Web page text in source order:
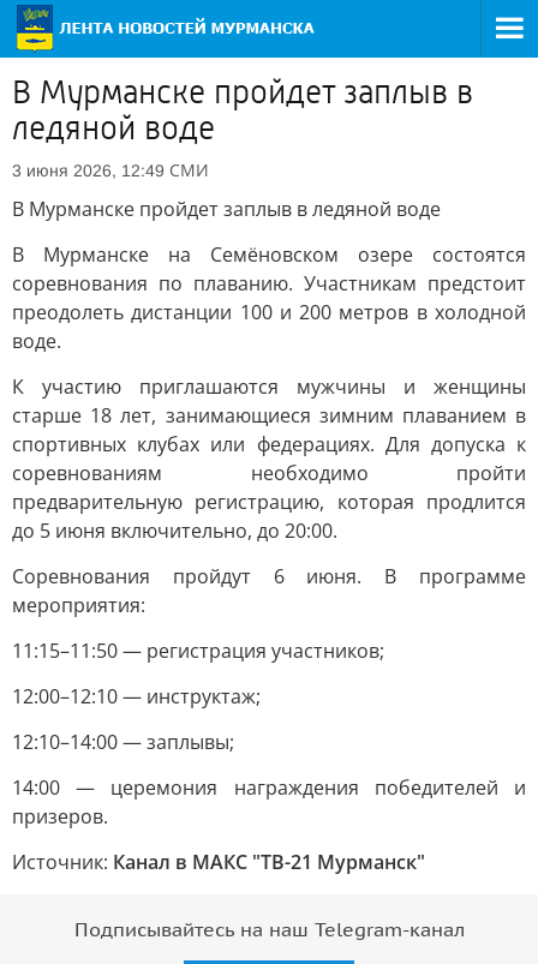
В Мурманске пройдет заплыв в
ледяной воде
3 июня 2026, 12:49 СМИ
В Мурманске пройдет заплыв в ледяной воде
В Мурманске на Семёновском озере состоятся
соревнования по плаванию. Участникам предстоит
преодолеть дистанции 100 и 200 метров в холодной
воде.
К участию приглашаются мужчины и женщины
старше 18 лет, занимающиеся зимним плаванием в
спортивных клубах или федерациях. Для допуска к
соревнованиям необходимо пройти
предварительную регистрацию, которая продлится
до 5 июня включительно, до 20:00.
Соревнования пройдут 6 июня. В программе
мероприятия:
11:15–11:50 — регистрация участников;
12:00–12:10 — инструктаж;
12:10–14:00 — заплывы;
14:00 — церемония награждения победителей и
призеров.
Источник: Канал в МАКС "ТВ-21 Мурманск"
Подписывайтесь на наш Telegram-канал